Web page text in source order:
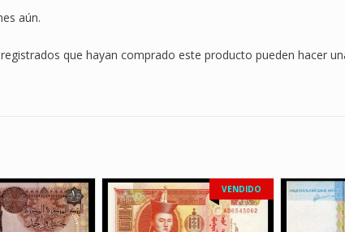
aún.
que hayan comprado este producto pueden hacer
VENDIDO